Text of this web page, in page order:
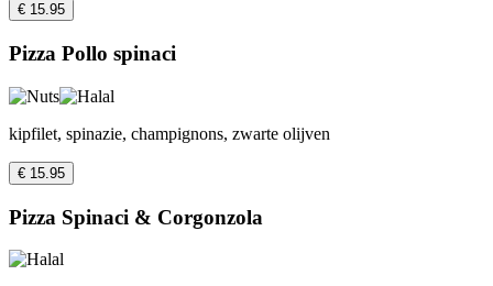
€ 15.95
Pizza Pollo spinaci
kipfilet, spinazie, champignons, zwarte olijven
€ 15.95
Pizza Spinaci & Corgonzola